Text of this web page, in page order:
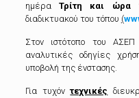
ημέραΤρίτη και ώρα
διαδικτυακού του τόπου (
Στον ιστότοπο του
αναλυτικές οδηγίες
υποβολή της ένστασης.
Για τυχόντεχνικές